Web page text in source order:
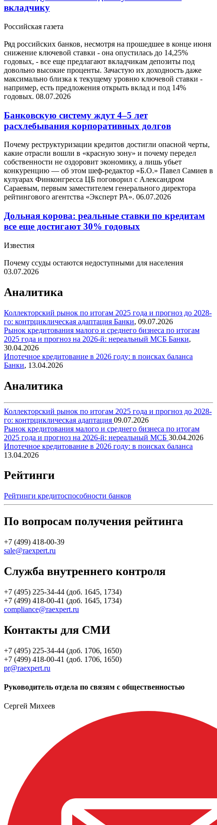
вкладчику
Российская газета
Ряд российских банков, несмотря на прошедшее в конце июня
снижение ключевой ставки - она опустилась до 14,25%
годовых, - все еще предлагают вкладчикам депозиты под
довольно высокие проценты. Зачастую их доходность даже
максимально близка к текущему уровню ключевой ставки -
например, есть предложения открыть вклад и под 14%
годовых. 08.07.2026
Банковскую систему ждут 4–5 лет
расхлебывания корпоративных долгов
Почему реструктуризации кредитов достигли опасной черты,
какие отрасли вошли в «красную зону» и почему передел
собственности не оздоровит экономику, а лишь убьет
конкуренцию — об этом шеф-редактор «Б.О.» Павел Самиев в
кулуарах Финконгресса ЦБ поговорил с Александром
Сараевым, первым заместителем генерального директора
рейтингового агентства «Эксперт РА». 06.07.2026
Дольная корова: реальные ставки по кредитам
все еще достигают 30% годовых
Известия
Почему ссуды остаются недоступными для населения
03.07.2026
Аналитика
Коллекторский рынок по итогам 2025 года и прогноз до 2028-
го: контрциклическая адаптация Банки, 09.07.2026
Рынок кредитования малого и среднего бизнеса по итогам
2025 года и прогноз на 2026-й: нереальный МСБ Банки,
30.04.2026
Ипотечное кредитование в 2026 году: в поисках баланса
Банки, 13.04.2026
Аналитика
Коллекторский рынок по итогам 2025 года и прогноз до 2028-
го: контрциклическая адаптация 09.07.2026
Рынок кредитования малого и среднего бизнеса по итогам
2025 года и прогноз на 2026-й: нереальный МСБ 30.04.2026
Ипотечное кредитование в 2026 году: в поисках баланса
13.04.2026
Рейтинги
Рейтинги кредитоспособности банков
По вопросам получения рейтинга
+7 (499) 418-00-39
sale@raexpert.ru
Служба внутреннего контроля
+7 (495) 225-34-44 (доб. 1645, 1734)
+7 (499) 418-00-41 (доб. 1645, 1734)
compliance@raexpert.ru
Контакты для СМИ
+7 (495) 225-34-44 (доб. 1706, 1650)
+7 (499) 418-00-41 (доб. 1706, 1650)
pr@raexpert.ru
Руководитель отдела по связям с общественностью
Сергей Михеев